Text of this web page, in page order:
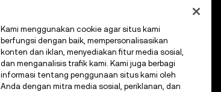
Kami menggunakan cookie agar situs kami
berfungsi dengan baik, mempersonalisasikan
konten dan iklan, menyediakan fitur media sosial,
dan menganalisis trafik kami. Kami juga berbagi
informasi tentang penggunaan situs kami oleh
Anda dengan mitra media sosial, periklanan, dan